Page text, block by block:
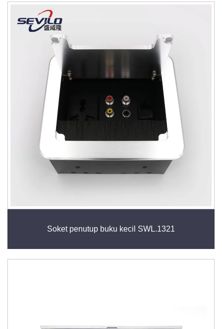
Soket penutup buku kecil SWL.1321